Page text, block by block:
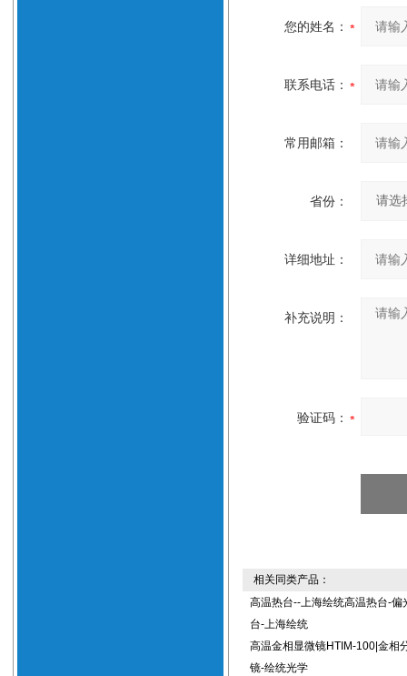
您的姓名：
联系电话：
常用邮箱：
省份：
详细地址：
补充说明：
验证码：
相关同类产品：
高温热台--上海绘统高温热台-偏
台-上海绘统
高温金相显微镜HTIM-100|金相
镜-绘统光学